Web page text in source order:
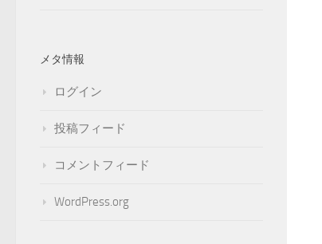
メタ情報
ログイン
投稿フィード
コメントフィード
WordPress.org